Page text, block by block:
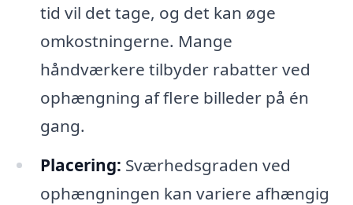
tid vil det tage, og det kan øge
omkostningerne. Mange
håndværkere tilbyder rabatter ved
ophængning af flere billeder på én
gang.
Placering: Sværhedsgraden ved
ophængningen kan variere afhængig